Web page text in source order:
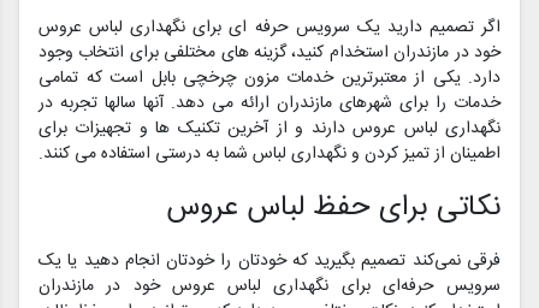
اگر تصمیم دارید یک سرویس حرفه ای برای نگهداری لباس عروس
خود در مازندران استخدام کنید، گزینه های مختلفی برای انتخاب وجود
دارد. یکی از معتبرترین خدمات مزون چرخچی بابل است که تمامی
خدمات را برای شهرهای مازندران ارائه می دهد. آنها سالها تجربه در
نگهداری لباس عروس دارند و از آخرین تکنیک ها و تجهیزات برای
اطمینان از تمیز کردن و نگهداری لباس شما به درستی استفاده می کنند.
نکاتی برای حفظ لباس عروس
فرقی نمی‌کند تصمیم بگیرید که خودتان را خودتان انجام دهید یا یک
سرویس حرفه‌ای برای نگهداری لباس عروس خود در مازندران